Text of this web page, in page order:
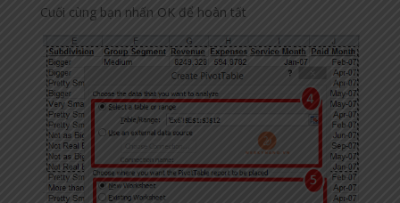
Cuối cùng bạn nhấn OK để hoàn tất